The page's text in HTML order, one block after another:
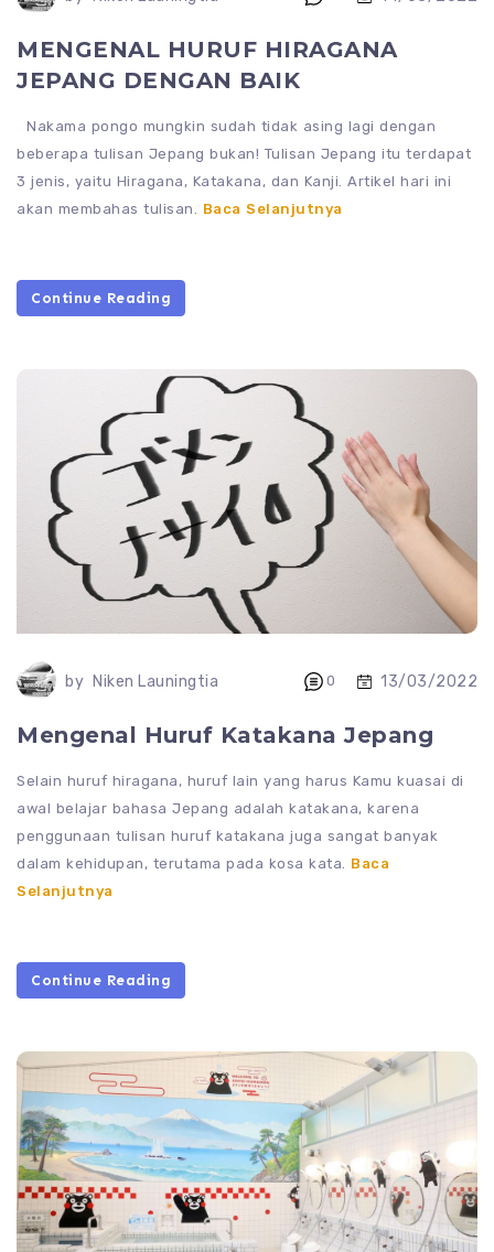
MENGENAL HURUF HIRAGANA
JEPANG DENGAN BAIK
Nakama pongo mungkin sudah tidak asing lagi dengan
beberapa tulisan Jepang bukan! Tulisan Jepang itu terdapat
3 jenis, yaitu Hiragana, Katakana, dan Kanji. Artikel hari ini
akan membahas tulisan. Baca Selanjutnya
Continue Reading
by Niken Launingtia 0 13/03/2022
Mengenal Huruf Katakana Jepang
Selain huruf hiragana, huruf lain yang harus Kamu kuasai di
awal belajar bahasa Jepang adalah katakana, karena
penggunaan tulisan huruf katakana juga sangat banyak
dalam kehidupan, terutama pada kosa kata. Baca
Selanjutnya
Continue Reading